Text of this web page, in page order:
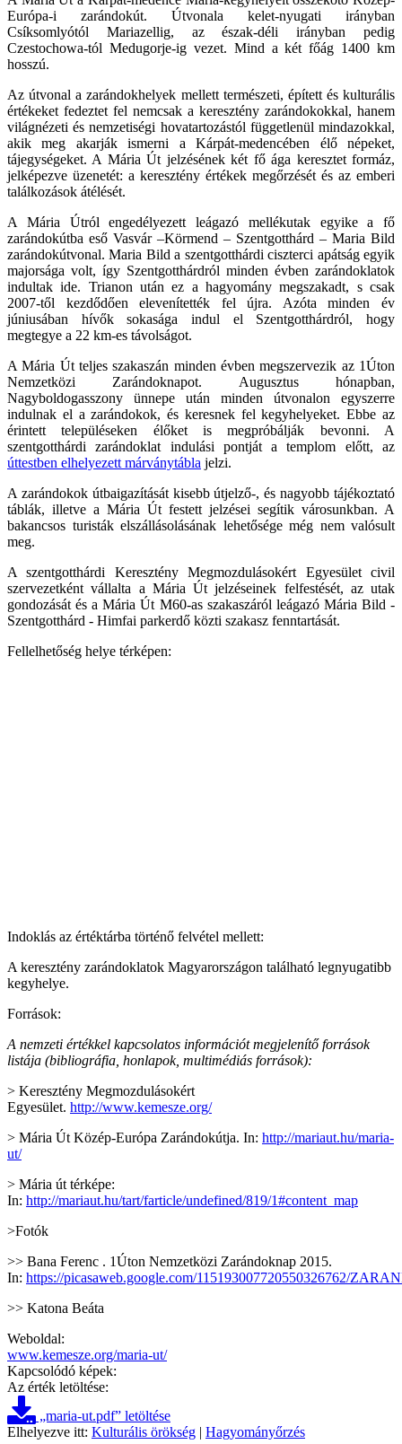
Európa-i zarándokút. Útvonala kelet-nyugati irányban
Csíksomlyótól Mariazellig, az észak-déli irányban pedig
Czestochowa-tól Medugorje-ig vezet. Mind a két főág 1400 km
hosszú.
Az útvonal a zarándokhelyek mellett természeti, épített és kulturális
értékeket fedeztet fel nemcsak a keresztény zarándokokkal, hanem
világnézeti és nemzetiségi hovatartozástól függetlenül mindazokkal,
akik meg akarják ismerni a Kárpát-medencében élő népeket,
tájegységeket. A Mária Út jelzésének két fő ága keresztet formáz,
jelképezve üzenetét: a keresztény értékek megőrzését és az emberi
találkozások átélését.
A Mária Útról engedélyezett leágazó mellékutak egyike a fő
zarándokútba eső Vasvár –Körmend – Szentgotthárd – Maria Bild
zarándokútvonal. Maria Bild a szentgotthárdi ciszterci apátság egyik
majorsága volt, így Szentgotthárdról minden évben zarándoklatok
indultak ide. Trianon után ez a hagyomány megszakadt, s csak
2007-től kezdődően elevenítették fel újra. Azóta minden év
júniusában hívők sokasága indul el Szentgotthárdról, hogy
megtegye a 22 km-es távolságot.
A Mária Út teljes szakaszán minden évben megszervezik az 1Úton
Nemzetközi Zarándoknapot. Augusztus hónapban,
Nagyboldogasszony ünnepe után minden útvonalon egyszerre
indulnak el a zarándokok, és keresnek fel kegyhelyeket. Ebbe az
érintett településeken élőket is megpróbálják bevonni. A
szentgotthárdi zarándoklat indulási pontját a templom előtt, az
úttestben elhelyezett márványtábla jelzi.
A zarándokok útbaigazítását kisebb útjelző-, és nagyobb tájékoztató
táblák, illetve a Mária Út festett jelzései segítik városunkban. A
bakancsos turisták elszállásolásának lehetősége még nem valósult
meg.
A szentgotthárdi Keresztény Megmozdulásokért Egyesület civil
szervezetként vállalta a Mária Út jelzéseinek felfestését, az utak
gondozását és a Mária Út M60-as szakaszáról leágazó Mária Bild -
Szentgotthárd - Himfai parkerdő közti szakasz fenntartását.
Fellelhetőség helye térképen:
Indoklás az értéktárba történő felvétel mellett:
A keresztény zarándoklatok Magyarországon található legnyugatibb
kegyhelye.
Források:
A nemzeti értékkel kapcsolatos információt megjelenítő források
listája (bibliográfia, honlapok, multimédiás források):
> Keresztény Megmozdulásokért
Egyesület. http://www.kemesze.org/
> Mária Út Közép-Európa Zarándokútja. In: http://mariaut.hu/maria-
ut/
> Mária út térképe:
In: http://mariaut.hu/tart/farticle/undefined/819/1#content_map
>Fotók
>> Bana Ferenc . 1Úton Nemzetközi Zarándoknap 2015.
In: https://picasaweb.google.com/115193007720550326762/
>> Katona Beáta
Weboldal:
www.kemesze.org/maria-ut/
Kapcsolódó képek:
Az érték letöltése:
„maria-ut.pdf” letöltése
Elhelyezve itt: Kulturális örökség | Hagyományőrzés